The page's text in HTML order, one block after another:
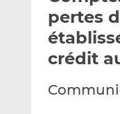
pertes
crédit